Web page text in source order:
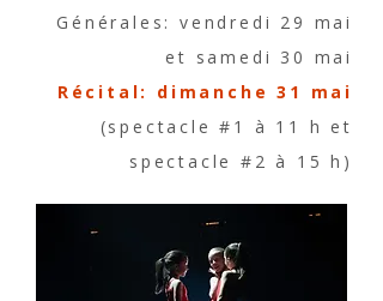
Générales: vendredi 29 mai
et samedi 30 mai
Récital: dimanche 31 mai
(spectacle #1 à 11 h et
spectacle #2 à 15 h)